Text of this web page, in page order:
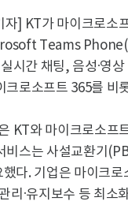
자] KT가 마이크로
Teams
시간 채팅, 음성·영
크로소프트 365를 비
KT와 마이크로소프
비스는 사설교환기
다. 기업은 마이크
리·유지보수 등 최소